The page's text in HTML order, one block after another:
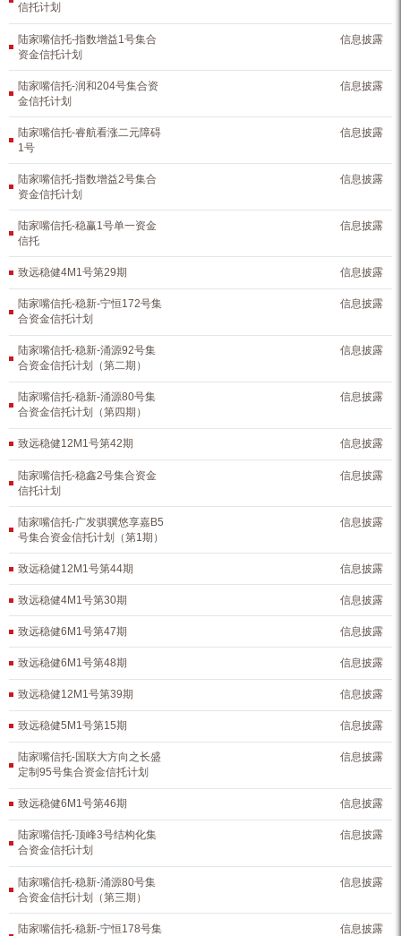
信托计划
陆家嘴信托-指数增益1号集合
资金信托计划
信息披露
陆家嘴信托-润和204号集合资
金信托计划
信息披露
陆家嘴信托-睿航看涨二元障碍
1号
信息披露
陆家嘴信托-指数增益2号集合
资金信托计划
信息披露
陆家嘴信托-稳赢1号单一资金
信托
信息披露
致远稳健4M1号第29期 信息披露
陆家嘴信托-稳新-宁恒172号集
合资金信托计划
信息披露
陆家嘴信托-稳新-涌源92号集
合资金信托计划（第二期）
信息披露
陆家嘴信托-稳新-涌源80号集
合资金信托计划（第四期）
信息披露
致远稳健12M1号第42期 信息披露
陆家嘴信托-稳鑫2号集合资金
信托计划
信息披露
陆家嘴信托-广发骐骥悠享嘉B5
号集合资金信托计划（第1期）
信息披露
致远稳健12M1号第44期 信息披露
致远稳健4M1号第30期 信息披露
致远稳健6M1号第47期 信息披露
致远稳健6M1号第48期 信息披露
致远稳健12M1号第39期 信息披露
致远稳健5M1号第15期 信息披露
陆家嘴信托-国联大方向之长盛
定制95号集合资金信托计划
信息披露
致远稳健6M1号第46期 信息披露
陆家嘴信托-顶峰3号结构化集
合资金信托计划
信息披露
陆家嘴信托-稳新-涌源80号集
合资金信托计划（第三期）
信息披露
陆家嘴信托-稳新-宁恒178号集
信息披露